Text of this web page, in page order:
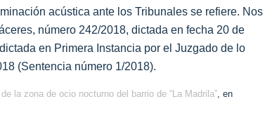
acústica ante los Tribunales se refiere. Nos
número 242/2018, dictada en fecha 20 de
en Primera Instancia por el Juzgado de lo
(Sentencia número 1/2018).
la zona de ocio nocturno del barrio de “La Madrila” , en